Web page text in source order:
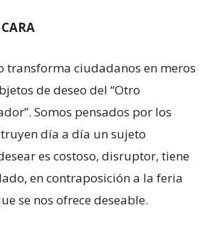
transforma ciudadanos en meros
de deseo del “Otro
Somos pensados por los
día a día un sujeto
es costoso, disruptor, tiene
en contraposición a la feria
se nos ofrece deseable.